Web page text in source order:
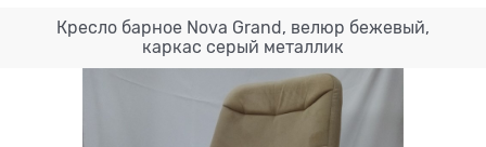
Кресло барное Nova Grand, велюр бежевый,
каркас серый металлик